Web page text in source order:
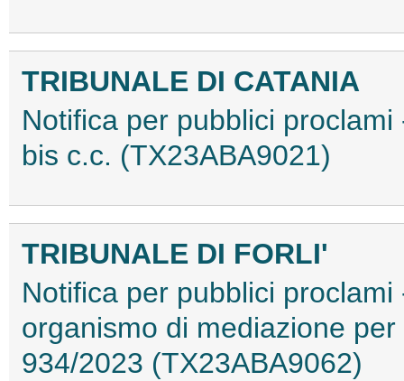
TRIBUNALE DI CATANIA
Notifica per pubblici
bis c.c. (TX23ABA9021)
TRIBUNALE DI FORLI'
Notifica per pubblici
organismo di mediazione
934/2023 (TX23ABA9062)